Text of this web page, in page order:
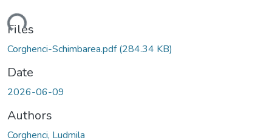
Files
Corghenci-Schimbarea.pdf(284.34 KB)
Date
2026-06-09
Authors
Corghenci, Ludmila